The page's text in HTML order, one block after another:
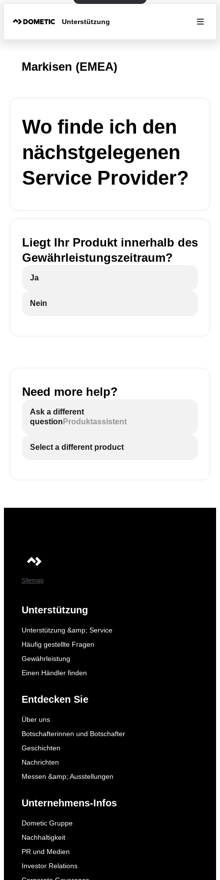
Unterstützung
Markisen (EMEA)
Wo finde ich den
nächstgelegenen
Service Provider?
Liegt Ihr Produkt innerhalb des
Gewährleistungszeitraum?
Ja
Nein
Need more help?
Ask a different
question Produktassistent
Select a different product
Sitemap
Unterstützung
Unterstützung &amp; Service
Häufig gestellte Fragen
Gewährleistung
Einen Händler finden
Entdecken Sie
Über uns
Botschafterinnen und Botschafter
Geschichten
Nachrichten
Messen &amp; Ausstellungen
Unternehmens-Infos
Dometic Gruppe
Nachhaltigkeit
PR und Medien
Investor Relations